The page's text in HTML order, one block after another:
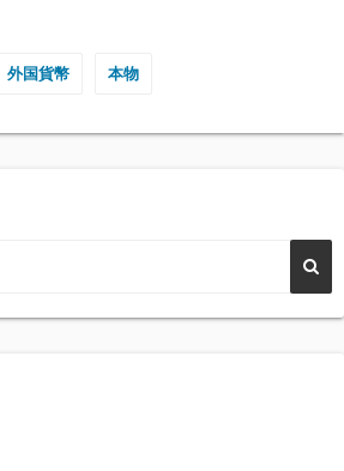
外国貨幣 本物